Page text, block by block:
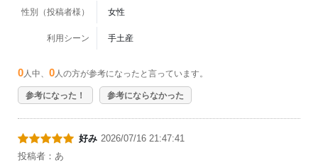
性別（投稿者様） 女性
利用シーン 手土産
0 人中、 0 人の方が参考になったと言っています。
参考になった！ 参考にならなかった
好み 2026/07/16 21:47:41
投稿者：あ